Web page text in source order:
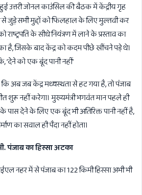
उत्तरी जोनल काउंसिल की बैठक में केंद्रीय गृह
से जुड़े सभी मुद्दों को फिलहाल के लिए मुल्तवी कर
के सीधे नियंत्रण में लाने के प्रस्ताव का
है, जिसके बाद केंद्र को कदम पीछे खींचने पड़े थे।
को एक बूंद पानी नहीं’
अब जब केंद्र मध्यस्थता से हट गया है, तो पंजाब
शुरू नहीं करेगा। मुख्यमंत्री भगवंत मान पहले ही
देने के लिए एक बूंद भी अतिरिक्त पानी नहीं है,
का सवाल ही पैदा नहीं होता।
पंजाब का हिस्सा अटका
नहर में से पंजाब का 122 किमी हिस्सा अभी भी